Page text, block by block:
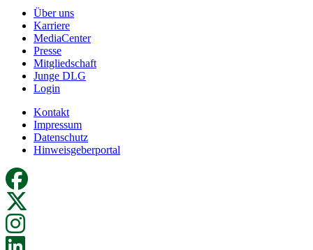
Über uns
Karriere
MediaCenter
Presse
Mitgliedschaft
Junge DLG
Login
Kontakt
Impressum
Datenschutz
Hinweisgeberportal